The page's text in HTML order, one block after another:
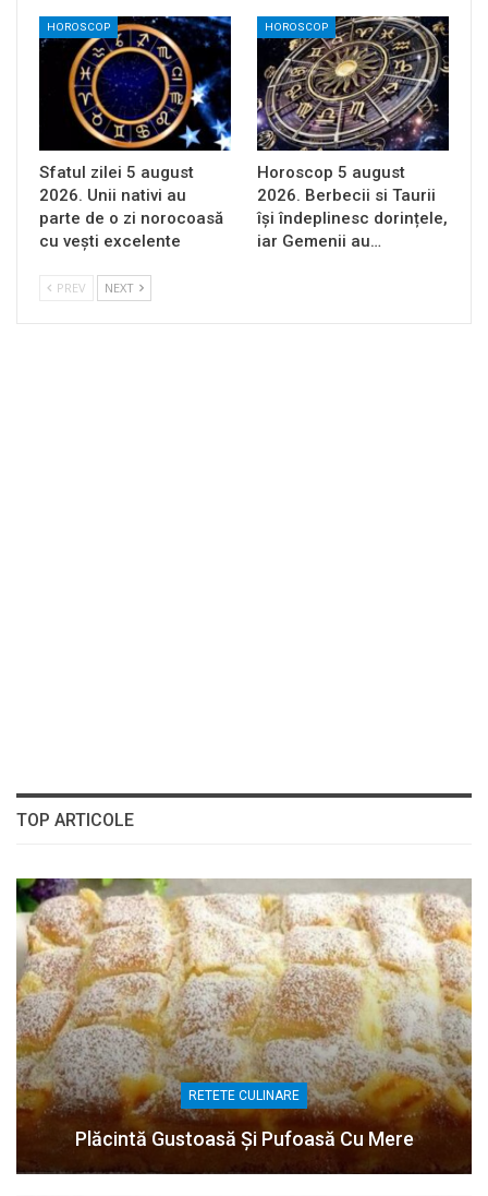
HOROSCOP
Sfatul zilei 5 august
2026. Unii nativi au
parte de o zi norocoasă
cu vești excelente
HOROSCOP
Horoscop 5 august
2026. Berbecii si Taurii
își îndeplinesc dorințele,
iar Gemenii au…
PREV NEXT
TOP ARTICOLE
RETETE CULINARE
Plăcintă Gustoasă Și Pufoasă Cu Mere